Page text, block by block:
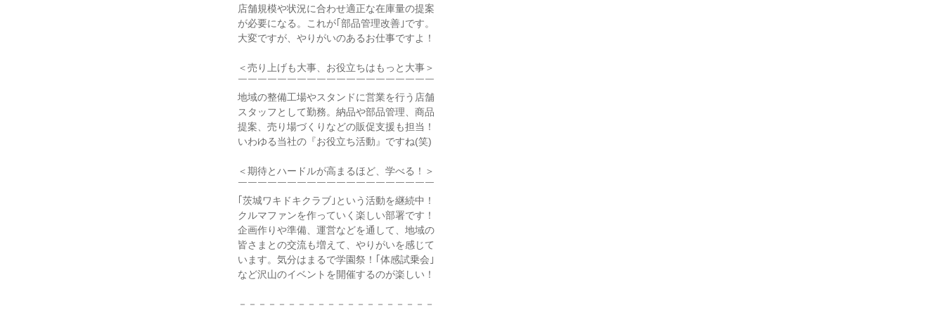
店舗規模や状況に合わせ適正な在庫量の提案
が必要になる。これが｢部品管理改善｣です。
大変ですが、やりがいのあるお仕事ですよ！
＜売り上げも大事、お役立ちはもっと大事＞
￣￣￣￣￣￣￣￣￣￣￣￣￣￣￣￣￣￣￣￣
地域の整備工場やスタンドに営業を行う店舗
スタッフとして勤務。納品や部品管理、商品
提案、売り場づくりなどの販促支援も担当！
いわゆる当社の『お役立ち活動』ですね(笑)
＜期待とハードルが高まるほど、学べる！＞
￣￣￣￣￣￣￣￣￣￣￣￣￣￣￣￣￣￣￣￣
｢茨城ワキドキクラブ｣という活動を継続中！
クルマファンを作っていく楽しい部署です！
企画作りや準備、運営などを通して、地域の
皆さまとの交流も増えて、やりがいを感じて
います。気分はまるで学園祭！｢体感試乗会｣
など沢山のイベントを開催するのが楽しい！
－－－－－－－－－－－－－－－－－－－－